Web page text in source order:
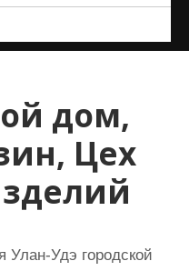
дом,
Цех
Улан-Удэ городской